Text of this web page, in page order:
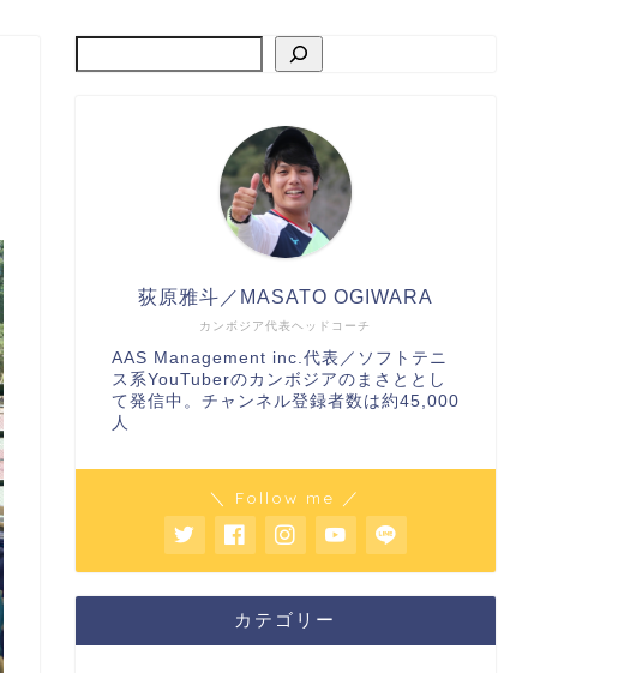
カンボジア代表ヘッドコーチ
荻原雅斗／MASATO OGIWARA
AAS Management inc.代表／ソフトテニ
ス系YouTuberのカンボジアのまさととし
て発信中。チャンネル登録者数は約45,000
人
＼ Follow me ／
カテゴリー